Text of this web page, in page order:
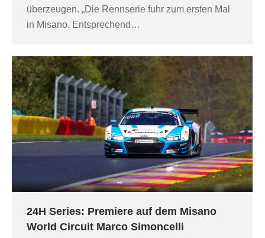
überzeugen. „Die Rennserie fuhr zum ersten Mal
in Misano. Entsprechend…
24H Series: Premiere auf dem Misano
World Circuit Marco Simoncelli